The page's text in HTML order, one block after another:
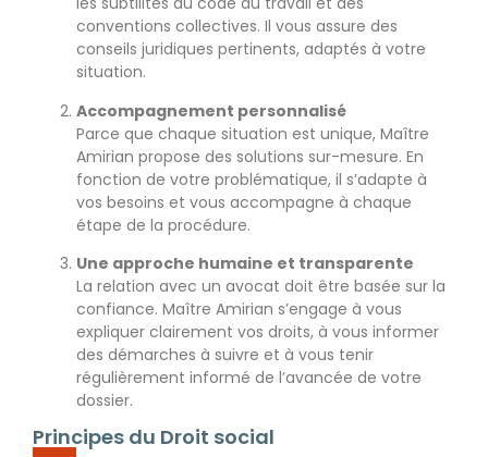
conventions collectives. Il vous assure des
conseils juridiques pertinents, adaptés à votre
situation.
Accompagnement personnalisé
Parce que chaque situation est unique, Maître
Amirian propose des solutions sur-mesure. En
fonction de votre problématique, il s’adapte à
vos besoins et vous accompagne à chaque
étape de la procédure.
Une approche humaine et transparente
La relation avec un avocat doit être basée sur la
confiance. Maître Amirian s’engage à vous
expliquer clairement vos droits, à vous informer
des démarches à suivre et à vous tenir
régulièrement informé de l’avancée de votre
dossier.
Principes du Droit social